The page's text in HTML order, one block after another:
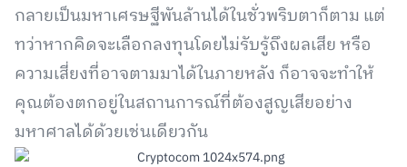
กลายเป็นมหาเศรษฐีพันล้านได้ในชั่วพริบตาก็ตาม แต่
ทว่าหากคิดจะเลือกลงทุนโดยไม่รับรู้ถึงผลเสีย หรือ
ความเสี่ยงที่อาจตามมาได้ในภายหลัง ก็อาจจะทำให้
คุณต้องตกอยู่ในสถานการณ์ที่ต้องสูญเสียอย่าง
มหาศาลได้ด้วยเช่นเดียวกัน